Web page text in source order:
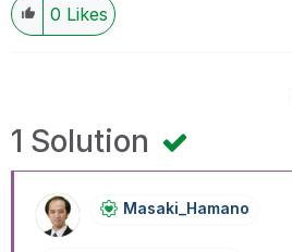
0 Likes
1 Solution
Masaki_Hamano